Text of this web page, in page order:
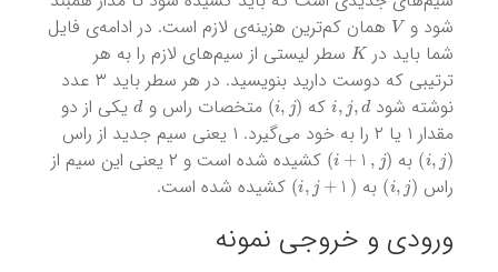
شود وV همان کم‌ترین هزینه‌ی لازم است. در ادامه‌ی فایل
شما باید در K سطر لیستی از سیم‌های لازم را به هر
ترتیبی که دوست دارید بنویسید. در هر سطر باید ۳ عدد
نوشته شود
i,j,d که (
i,j
) متخصات راس وdیکی از دو
مقدار ۱ یا ۲ را به خود می‌گیرد. ۱ یعنی سیم جدید از راس
(
i,j
) به (
i+1 j
)
کشیده شده است و ۲ یعنی این سیم از
راس
(
i,j
) به (
i,j+1
) کشیده شده است.
ورودی و خروجی نمونه